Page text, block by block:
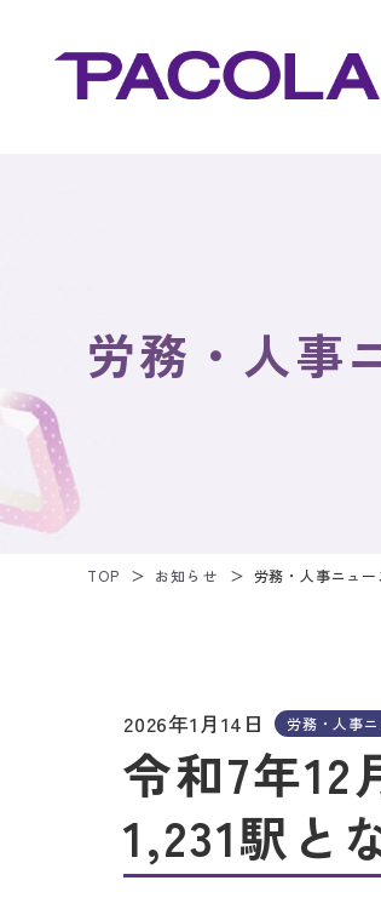
労務・人事
TOP お知らせ 労務・人事ニュー
2026年1月14日 労務・人事
令和7年12
1,231駅と